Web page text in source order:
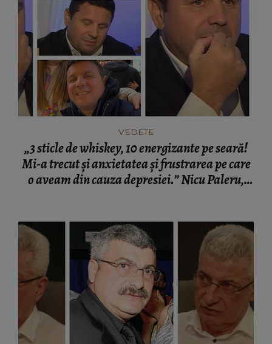
VEDETE
„3 sticle de whiskey, 10 energizante pe seară!
Mi-a trecut și anxietatea și frustrarea pe care
o aveam din cauza depresiei.” Nicu Paleru,